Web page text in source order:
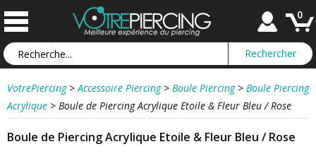
0
VotrePiercing > Accessoire Piercing > Boule Piercing > Boule Piercing
Acrylique > Boule de Piercing Acrylique Etoile & Fleur Bleu / Rose
Boule de Piercing Acrylique Etoile & Fleur Bleu / Rose